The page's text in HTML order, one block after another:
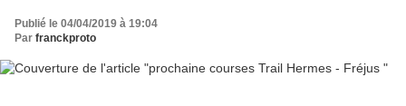
Publié le 04/04/2019 à 19:04
Par franckproto